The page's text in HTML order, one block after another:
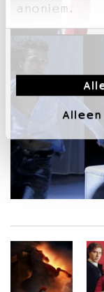
anoniem.